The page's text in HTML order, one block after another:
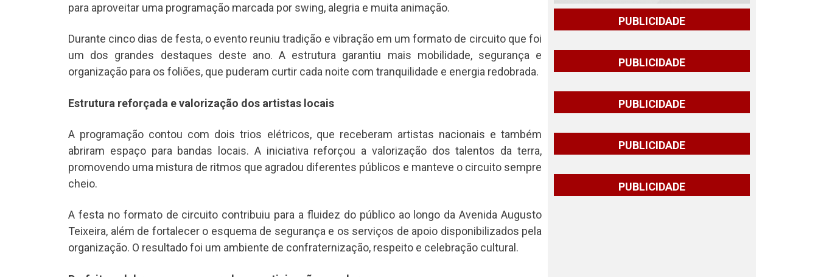
para aproveitar uma programação marcada por swing, alegria e muita animação.
Durante cinco dias de festa, o evento reuniu tradição e vibração em um formato de circuito que foi
um dos grandes destaques deste ano. A estrutura garantiu mais mobilidade, segurança e
organização para os foliões, que puderam curtir cada noite com tranquilidade e energia redobrada.
Estrutura reforçada e valorização dos artistas locais
A programação contou com dois trios elétricos, que receberam artistas nacionais e também
abriram espaço para bandas locais. A iniciativa reforçou a valorização dos talentos da terra,
promovendo uma mistura de ritmos que agradou diferentes públicos e manteve o circuito sempre
cheio.
A festa no formato de circuito contribuiu para a fluidez do público ao longo da Avenida Augusto
Teixeira, além de fortalecer o esquema de segurança e os serviços de apoio disponibilizados pela
organização. O resultado foi um ambiente de confraternização, respeito e celebração cultural.
PUBLICIDADE
PUBLICIDADE
PUBLICIDADE
PUBLICIDADE
PUBLICIDADE